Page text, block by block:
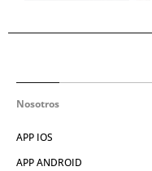
Nosotros
APP IOS
APP ANDROID